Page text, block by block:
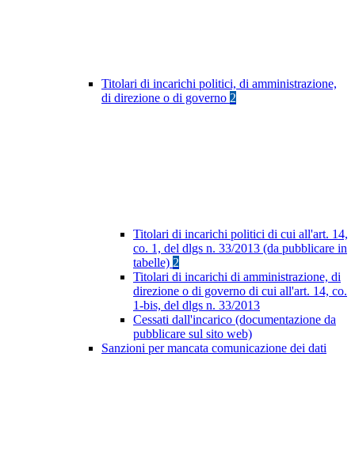
Titolari di incarichi politici, di amministrazione,
di direzione o di governo 2
Titolari di incarichi politici di cui all'art. 14,
co. 1, del dlgs n. 33/2013 (da pubblicare in
tabelle) 2
Titolari di incarichi di amministrazione, di
direzione o di governo di cui all'art. 14, co.
1-bis, del dlgs n. 33/2013
Cessati dall'incarico (documentazione da
pubblicare sul sito web)
Sanzioni per mancata comunicazione dei dati